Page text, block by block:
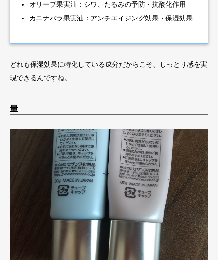
オリーブ果実油：シワ、たるみの予防・抗酸化作用
カニナバラ果実油：アンチエイジング効果・保湿効果
どれも保湿効果に特化している成分だからこそ、しっとり感を実
現できるんですね。
量